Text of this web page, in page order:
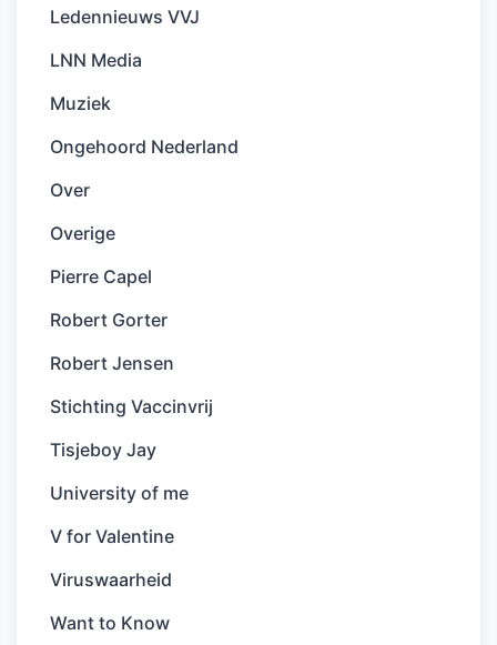
Ledennieuws VVJ
LNN Media
Muziek
Ongehoord Nederland
Over
Overige
Pierre Capel
Robert Gorter
Robert Jensen
Stichting Vaccinvrij
Tisjeboy Jay
University of me
V for Valentine
Viruswaarheid
Want to Know